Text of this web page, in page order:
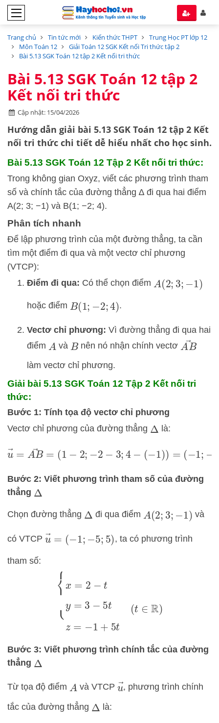
Trang chủ Tin tức mới Kiến thức THPT
Trung Học PT lớp 12
Môn Toán 12
Giải Toán 12 SGK Kết nối Tri thức tập 2
Bài 5.13 SGK Toán 12 tập 2 Kết nối tri thức
Bài 5.13 SGK Toán 12 tập 2
Kết nối tri thức
Cập nhật: 15/04/2026
Hướng dẫn giải bài 5.13 SGK Toán 12 tập 2 Kết
nối tri thức chi tiết dễ hiểu nhất cho học sinh.
Bài 5.13 SGK Toán 12 Tập 2 Kết nối tri thức:
Trong không gian Oxyz, viết các phương trình tham
số và chính tắc của đường thẳng ∆ đi qua hai điểm
A(2; 3; −1) và B(1; −2; 4).
Phân tích nhanh
Để lập phương trình của một đường thẳng, ta cần
tìm một điểm đi qua và một vectơ chỉ phương
(VTCP):
Điểm đi qua: Có thể chọn điểm A(2; 3;−1)
hoặc điểm B( 1; −2;4) .
Vectơ chỉ phương: Vì đường thẳng đi qua hai
điểm A và B nên nó nhận chính vectơ AB→
làm vectơ chỉ phương.
Giải bài 5.13 SGK Toán 12 Tập 2 Kết nối tri
thức:
Bước 1: Tính tọa độ vectơ chỉ phương
Vectơ chỉ phương của đường thẳng Δ là:
u→=A B→= (1 −2 ;−2 −3;4− (− 1))= (− 1; −5;5 )
Bước 2: Viết phương trình tham số của đường
thẳng Δ
Chọn đường thẳng Δ đi qua điểm A(2;3;−1) và
có VTCP u → =(−1; −5;5) , ta có phương trình
tham số:
=2 =3 t
Bước 3: Viết phương trình chính tắc của đường
thẳng Δ
Từ tọa độ điểm A và VTCPu→
, phương trình chính
tắc của đường thẳng Δ là: